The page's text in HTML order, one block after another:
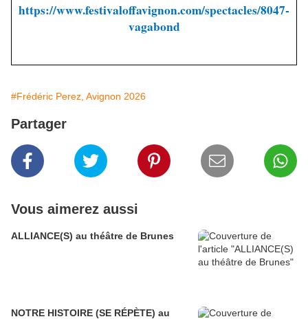
https://www.festivaloffavignon.com/spectacles/8047-
vagabond
#Frédéric Perez, Avignon 2026
Partager
Vous aimerez aussi
ALLIANCE(S) au théâtre de Brunes
NOTRE HISTOIRE (SE RÉPÈTE) au